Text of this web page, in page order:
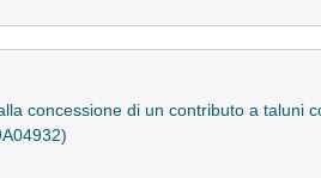
concessione di un contributo a taluni